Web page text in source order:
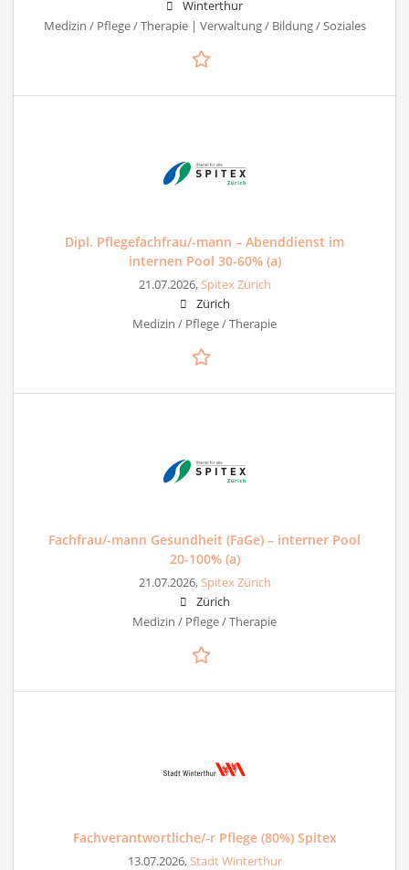
Winterthur
Medizin / Pflege / Therapie | Verwaltung / Bildung / Soziales
Dipl. Pflegefachfrau/-mann – Abenddienst im
internen Pool 30-60% (a)
21.07.2026,Spitex Zürich
Zürich
Medizin / Pflege / Therapie
Fachfrau/-mann Gesundheit (FaGe) – interner Pool
20-100% (a)
21.07.2026,Spitex Zürich
Zürich
Medizin / Pflege / Therapie
Fachverantwortliche/-r Pflege (80%) Spitex
13.07.2026,Stadt Winterthur